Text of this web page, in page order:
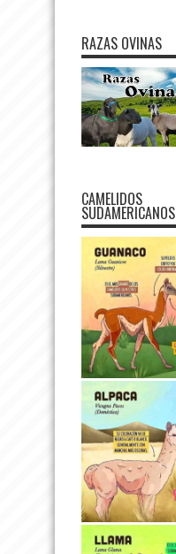
RAZAS OVINAS
CAMELIDOS
SUDAMERICANOS